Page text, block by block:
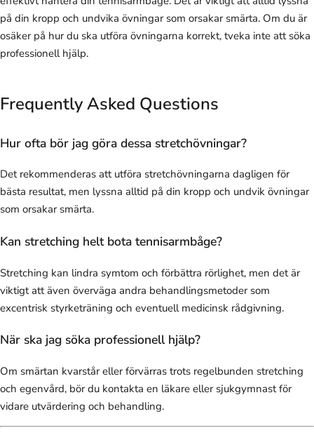
på din kropp och undvika övningar som orsakar smärta. Om du är
osäker på hur du ska utföra övningarna korrekt, tveka inte att söka
professionell hjälp.
Frequently Asked Questions
Hur ofta bör jag göra dessa stretchövningar?
Det rekommenderas att utföra stretchövningarna dagligen för
bästa resultat, men lyssna alltid på din kropp och undvik övningar
som orsakar smärta.
Kan stretching helt bota tennisarmbåge?
Stretching kan lindra symtom och förbättra rörlighet, men det är
viktigt att även överväga andra behandlingsmetoder som
excentrisk styrketräning och eventuell medicinsk rådgivning.
När ska jag söka professionell hjälp?
Om smärtan kvarstår eller förvärras trots regelbunden stretching
och egenvård, bör du kontakta en läkare eller sjukgymnast för
vidare utvärdering och behandling.